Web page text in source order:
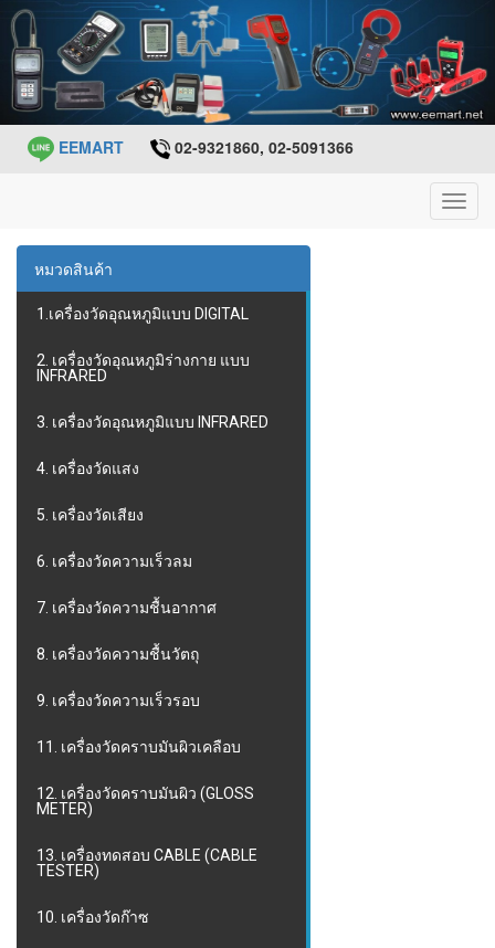
EEMART 02-9321860, 02-5091366
หมวดสินค้า
1.เครื่องวัดอุณหภูมิแบบ DIGITAL
2. เครื่องวัดอุณหภูมิร่างกาย แบบ
INFRARED
3. เครื่องวัดอุณหภูมิแบบ INFRARED
4. เครื่องวัดแสง
5. เครื่องวัดเสียง
6. เครื่องวัดความเร็วลม
7. เครื่องวัดความชื้นอากาศ
8. เครื่องวัดความชื้นวัตถุ
9. เครื่องวัดความเร็วรอบ
11. เครื่องวัดคราบมันผิวเคลือบ
12. เครื่องวัดคราบมันผิว (GLOSS
METER)
13. เครื่องทดสอบ CABLE (CABLE
TESTER)
10. เครื่องวัดก๊าซ